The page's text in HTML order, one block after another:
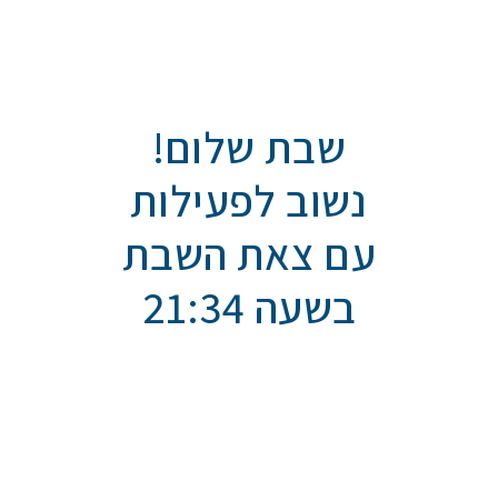
שבת שלום!
נשוב לפעילות
עם צאת השבת
בשעה 21:34